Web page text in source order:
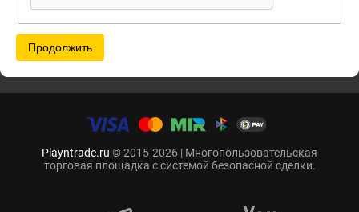
Playntrade.ru © 2015-2026 | Многопользовательская
торговая площадка с системой безопасной сделки.